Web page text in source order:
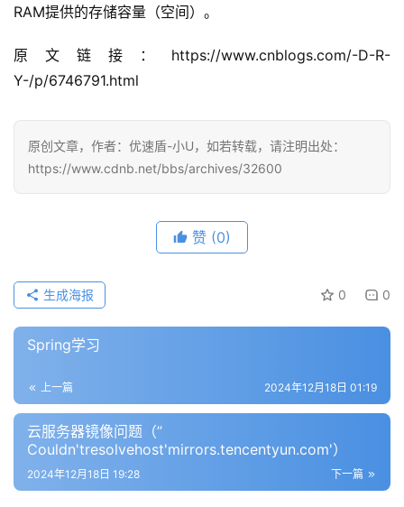
RAM提供的存储容量（空间）。
原文链接：https://www.cnblogs.com/-D-R-
Y-/p/6746791.html
原创文章，作者：优速盾-小U，如若转载，请注明出处：
https://www.cdnb.net/bbs/archives/32600
赞 (0)
0 0
生成海报
Spring学习
上一篇 2024年12月18日 01:19
云服务器镜像问题（”
Couldn'tresolvehost'mirrors.tencentyun.com'）
下一篇
2024年12月18日 19:28